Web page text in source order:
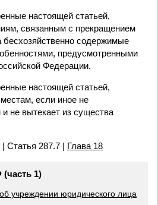
настоящей статьей,
связанным с прекращением
бесхозяйственно содержимые
предусмотренными
Федерации.
настоящей статьей,
если иное не
не вытекает из существа
| Статья 287.7 | Глава 18
(часть 1)
учреждении юридического лица